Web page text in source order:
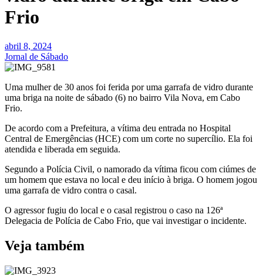
Frio
abril 8, 2024
Jornal de Sábado
Uma mulher de 30 anos foi ferida por uma garrafa de vidro durante
uma briga na noite de sábado (6) no bairro Vila Nova, em Cabo
Frio.
De acordo com a Prefeitura, a vítima deu entrada no Hospital
Central de Emergências (HCE) com um corte no supercílio. Ela foi
atendida e liberada em seguida.
Segundo a Polícia Civil, o namorado da vítima ficou com ciúmes de
um homem que estava no local e deu início à briga. O homem jogou
uma garrafa de vidro contra o casal.
O agressor fugiu do local e o casal registrou o caso na 126ª
Delegacia de Polícia de Cabo Frio, que vai investigar o incidente.
Veja também